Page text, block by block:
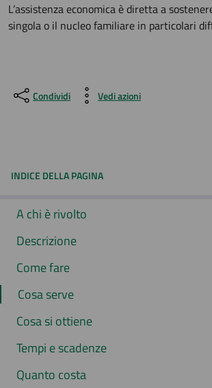
L’assistenza economica è diretta a
singola o il nucleo familiare in particolari
Condividi Vedi azioni
INDICE DELLA PAGINA
A chi è rivolto
Descrizione
Come fare
Cosa serve
Cosa si ottiene
Tempi e scadenze
Quanto costa